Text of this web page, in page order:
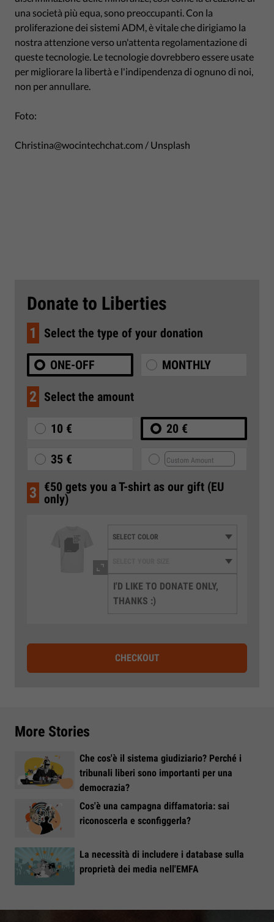
una società più equa, sono preoccupanti. Con la
proliferazione dei sistemi ADM, è vitale che dirigiamo la
nostra attenzione verso un'attenta regolamentazione di
queste tecnologie. Le tecnologie dovrebbero essere usate
per migliorare la libertà e l'indipendenza di ognuno di noi,
non per annullare.
Foto:
Christina@wocintechchat.com / Unsplash
Donate to Liberties
1 Select the type of your donation
ONE-OFF MONTHLY
2 Select the amount
10 € 20 €
35 €
3 €50 gets you a T-shirt as our gift (EU
only)
I'D LIKE TO DONATE ONLY,
THANKS :)
CHECKOUT
More Stories
Che cos'è il sistema giudiziario? Perché i
tribunali liberi sono importanti per una
democrazia?
Cos'è una campagna diffamatoria: sai
riconoscerla e sconfiggerla?
La necessità di includere i database sulla
proprietà dei media nell'EMFA